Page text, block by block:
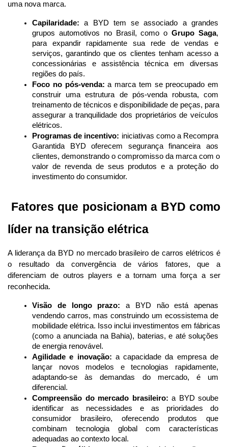
uma nova marca.
Capilaridade: a BYD tem se associado a grandes
grupos automotivos no Brasil, como o Grupo Saga,
para expandir rapidamente sua rede de vendas e
serviços, garantindo que os clientes tenham acesso a
concessionárias e assistência técnica em diversas
regiões do país.
Foco no pós-venda: a marca tem se preocupado em
construir uma estrutura de pós-venda robusta, com
treinamento de técnicos e disponibilidade de peças, para
assegurar a tranquilidade dos proprietários de veículos
elétricos.
Programas de incentivo: iniciativas como a Recompra
Garantida BYD oferecem segurança financeira aos
clientes, demonstrando o compromisso da marca com o
valor de revenda de seus produtos e a proteção do
investimento do consumidor.
Fatores que posicionam a BYD como
líder na transição elétrica
A liderança da BYD no mercado brasileiro de carros elétricos é
o resultado da convergência de vários fatores, que a
diferenciam de outros players e a tornam uma força a ser
reconhecida.
Visão de longo prazo: a BYD não está apenas
vendendo carros, mas construindo um ecossistema de
mobilidade elétrica. Isso inclui investimentos em fábricas
(como a anunciada na Bahia), baterias, e até soluções
de energia renovável.
Agilidade e inovação: a capacidade da empresa de
lançar novos modelos e tecnologias rapidamente,
adaptando-se às demandas do mercado, é um
diferencial.
Compreensão do mercado brasileiro: a BYD soube
identificar as necessidades e as prioridades do
consumidor brasileiro, oferecendo produtos que
combinam tecnologia global com características
adequadas ao contexto local.